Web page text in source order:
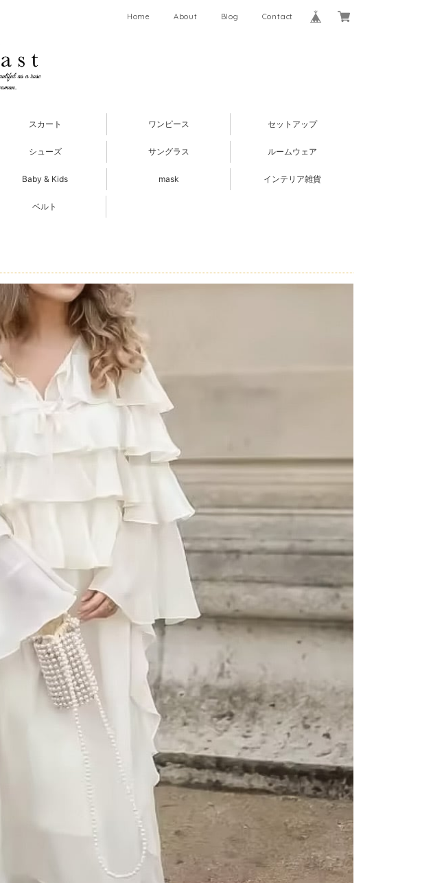
Home About Blog Contact
スカート ワンピース セットアップ
シューズ サングラス ルームウェア
Baby & Kids mask インテリア雑貨
ベルト